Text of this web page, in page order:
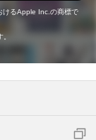
けるApple Inc.の商標で